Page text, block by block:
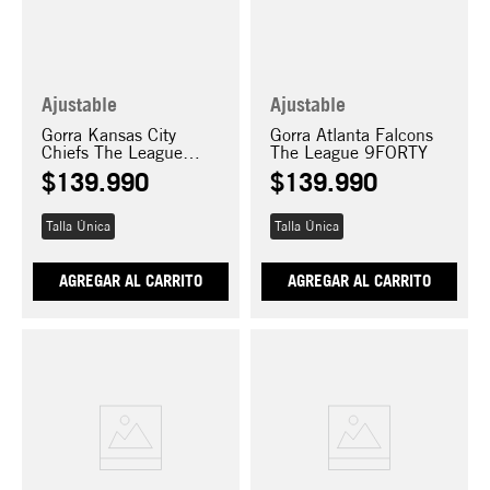
Ajustable
Gorra Kansas City
Chiefs The League
9FORTY
$139.990
Talla Única
AGREGAR AL CARRITO
Ajustable
Gorra Atlanta Falcons
The League 9FORTY
$139.990
Talla Única
AGREGAR AL CARRITO